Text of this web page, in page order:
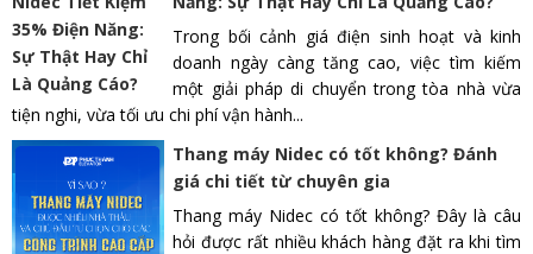
Trong bối cảnh giá điện sinh hoạt và kinh
doanh ngày càng tăng cao, việc tìm kiếm
một giải pháp di chuyển trong tòa nhà vừa
tiện nghi, vừa tối ưu chi phí vận hành...
Thang máy Nidec có tốt không? Đánh
giá chi tiết từ chuyên gia
Thang máy Nidec có tốt không? Đây là câu
hỏi được rất nhiều khách hàng đặt ra khi tìm